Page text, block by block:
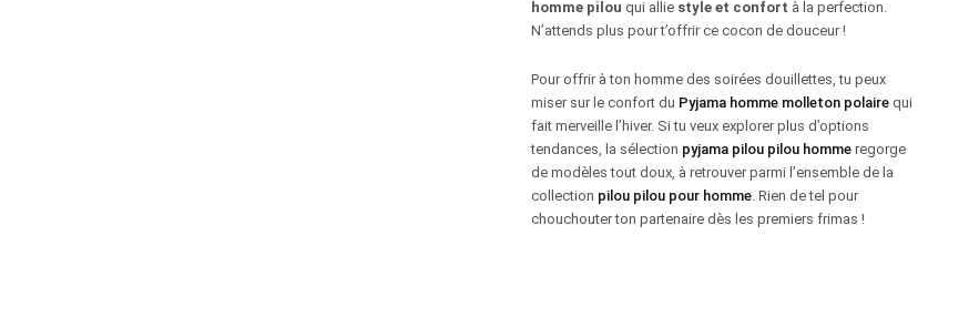
homme pilou qui allie style et confort à la perfection.
N’attends plus pour t’offrir ce cocon de douceur !
Pour offrir à ton homme des soirées douillettes, tu peux
miser sur le confort du Pyjama homme molleton polaire qui
fait merveille l’hiver. Si tu veux explorer plus d’options
tendances, la sélection pyjama pilou pilou homme regorge
de modèles tout doux, à retrouver parmi l’ensemble de la
collection pilou pilou pour homme . Rien de tel pour
chouchouter ton partenaire dès les premiers frimas !